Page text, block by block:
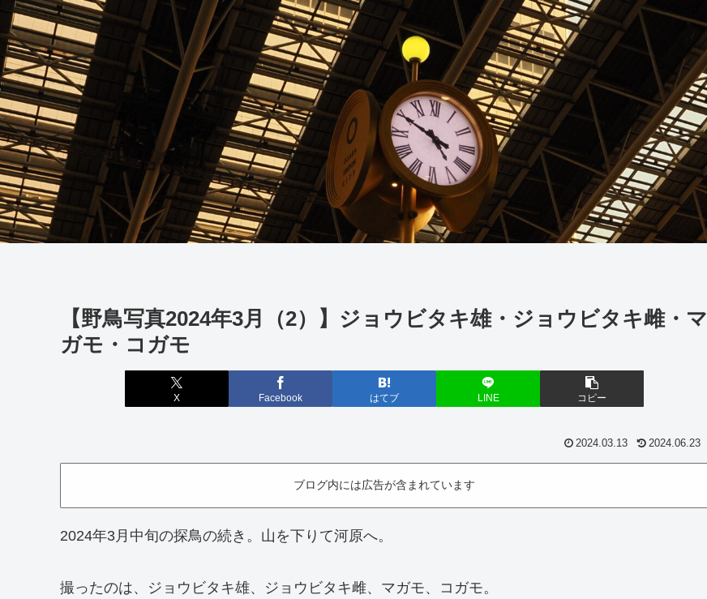
【野鳥写真2024年3月（2）】ジョウビタキ雄・ジョウビタキ雌・マ
ガモ・コガモ
X Facebook はてブ LINE コピー
2024.03.13 2024.06.23
ブログ内には広告が含まれています
2024年3月中旬の探鳥の続き。山を下りて河原へ。
撮ったのは、ジョウビタキ雄、ジョウビタキ雌、マガモ、コガモ。